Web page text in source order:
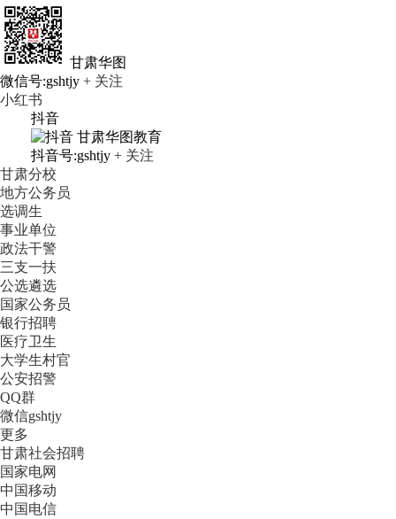
甘肃华图
微信号:gshtjy + 关注
小红书
抖音
甘肃华图教育
抖音号:gshtjy + 关注
甘肃分校
地方公务员
选调生
事业单位
政法干警
三支一扶
公选遴选
国家公务员
银行招聘
医疗卫生
大学生村官
公安招警
QQ群
微信gshtjy
更多
甘肃社会招聘
国家电网
中国移动
中国电信